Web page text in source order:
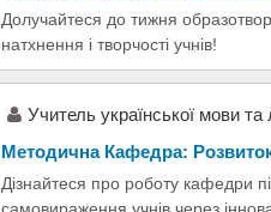
Долучайтеся до тижня
натхнення і творчості учнів!
Учитель української мови
Методична Кафедра:
Дізнайтеся про роботу кафедри